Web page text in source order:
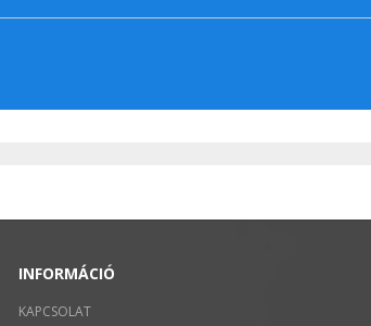
INFORMÁCIÓ
KAPCSOLAT